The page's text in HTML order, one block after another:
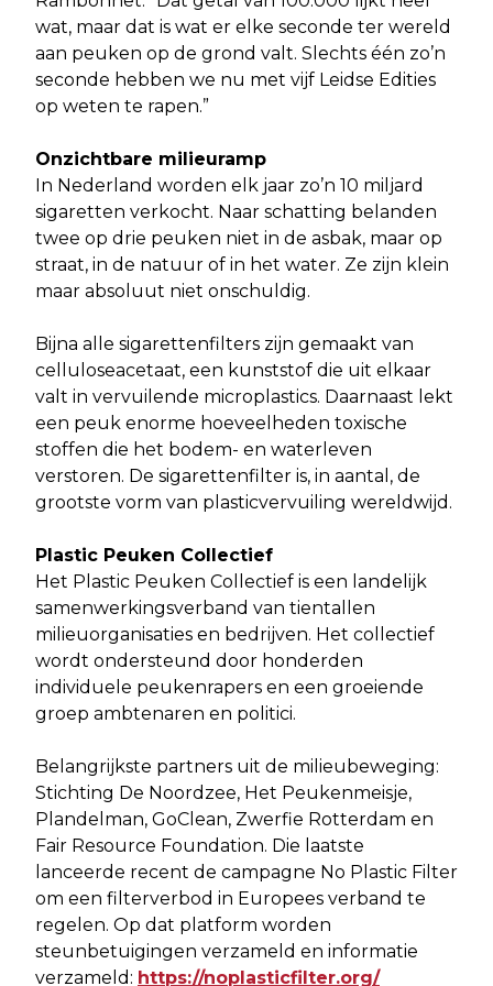
wat, maar dat is wat er elke seconde ter wereld
aan peuken op de grond valt. Slechts één zo’n
seconde hebben we nu met vijf Leidse Edities
op weten te rapen.”
Onzichtbare milieuramp
In Nederland worden elk jaar zo’n 10 miljard
sigaretten verkocht. Naar schatting belanden
twee op drie peuken niet in de asbak, maar op
straat, in de natuur of in het water. Ze zijn klein
maar absoluut niet onschuldig.
Bijna alle sigarettenfilters zijn gemaakt van
celluloseacetaat, een kunststof die uit elkaar
valt in vervuilende microplastics. Daarnaast lekt
een peuk enorme hoeveelheden toxische
stoffen die het bodem- en waterleven
verstoren. De sigarettenfilter is, in aantal, de
grootste vorm van plasticvervuiling wereldwijd.
Plastic Peuken Collectief
Het Plastic Peuken Collectief is een landelijk
samenwerkingsverband van tientallen
milieuorganisaties en bedrijven. Het collectief
wordt ondersteund door honderden
individuele peukenrapers en een groeiende
groep ambtenaren en politici.
Belangrijkste partners uit de milieubeweging:
Stichting De Noordzee, Het Peukenmeisje,
Plandelman, GoClean, Zwerfie Rotterdam en
Fair Resource Foundation. Die laatste
lanceerde recent de campagne No Plastic Filter
om een filterverbod in Europees verband te
regelen. Op dat platform worden
steunbetuigingen verzameld en informatie
verzameld: https://noplasticfilter.org/